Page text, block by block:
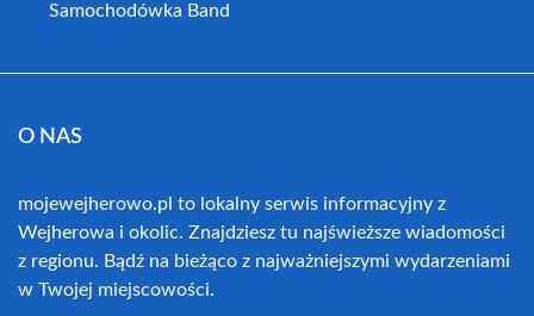
Samochodówka Band
O NAS
mojewejherowo.pl to lokalny serwis informacyjny z
Wejherowa i okolic. Znajdziesz tu najświeższe wiadomości
z regionu. Bądź na bieżąco z najważniejszymi wydarzeniami
w Twojej miejscowości.